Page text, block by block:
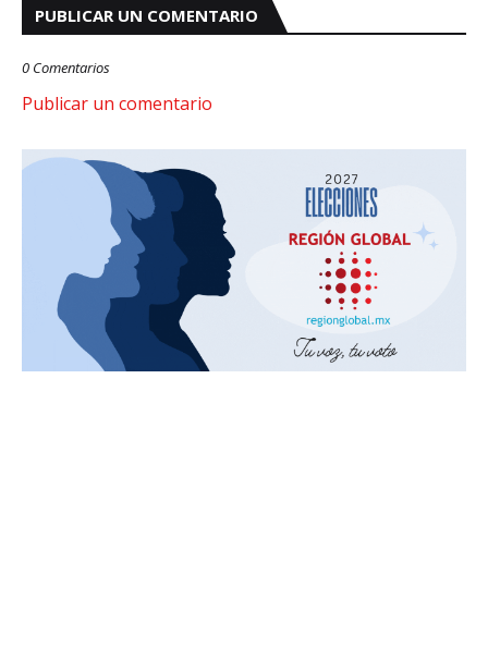
PUBLICAR UN COMENTARIO
0 Comentarios
Publicar un comentario